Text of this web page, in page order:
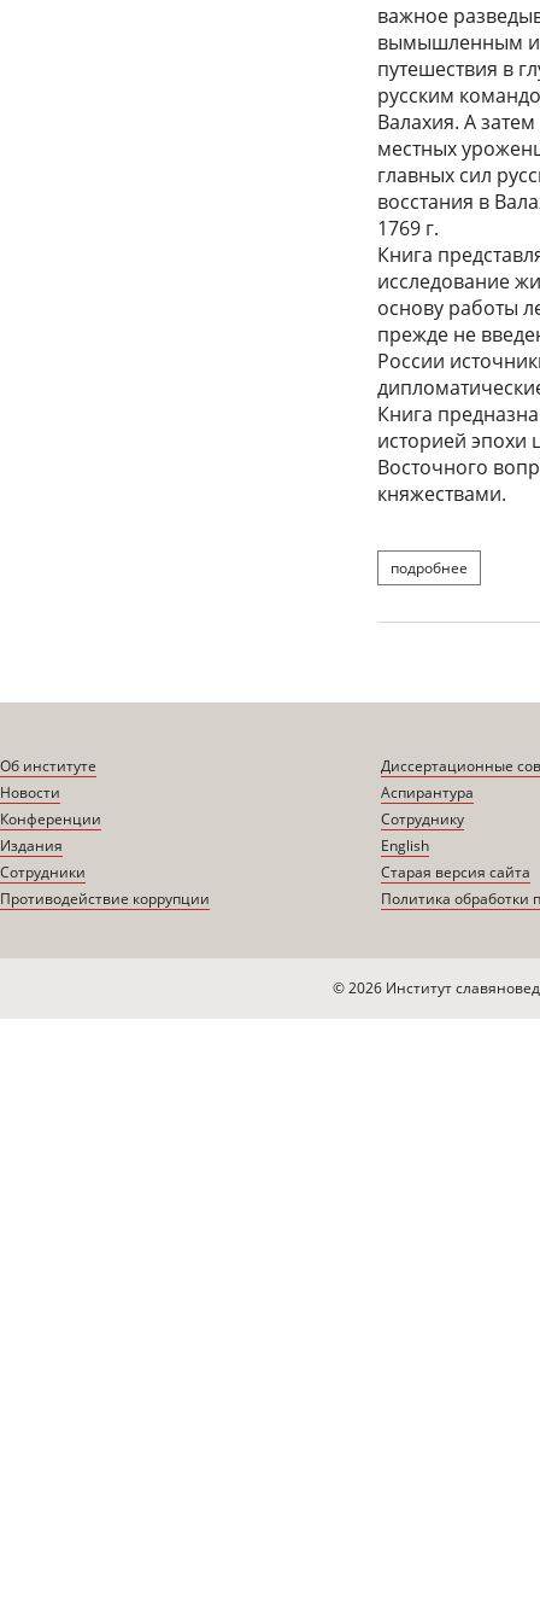
важное
вымышленным
путешествия в
русским
Валахия. А
местных
главных сил
восстания в
1769 г.
Книга
исследование
основу работы
прежде не
России
Книга
историей эпохи
Восточного
княжествами.
подробнее
Об институте
Новости
Конференции
Издания
Сотрудники
Противодействие коррупции
Диссертационные
Аспирантура
Сотруднику
English
Старая версия сайта
Политика обработки
© 2026 Институт